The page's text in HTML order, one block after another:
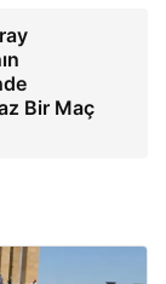
Bir Maç